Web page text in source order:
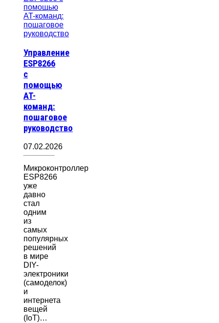
Управление
ESP8266
с
помощью
AT-
команд:
пошаговое
руководство
07.02.2026
Микроконтроллер
ESP8266
уже
давно
стал
одним
из
самых
популярных
решений
в мире
DIY-
электроники
(самоделок)
и
интернета
вещей
(IoT)…